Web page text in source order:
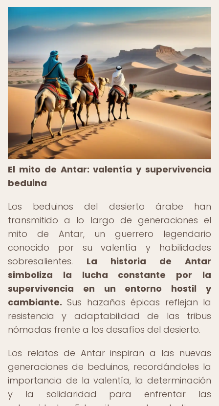
El mito de Antar: valentía y supervivencia
beduina
Los beduinos del desierto árabe han
transmitido a lo largo de generaciones el
mito de Antar, un guerrero legendario
conocido por su valentía y habilidades
sobresalientes. La historia de Antar
simboliza la lucha constante por la
supervivencia en un entorno hostil y
cambiante. Sus hazañas épicas reflejan la
resistencia y adaptabilidad de las tribus
nómadas frente a los desafíos del desierto.
Los relatos de Antar inspiran a las nuevas
generaciones de beduinos, recordándoles la
importancia de la valentía, la determinación
y la solidaridad para enfrentar las